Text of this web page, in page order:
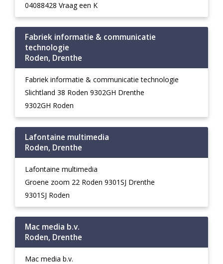
04088428 Vraag een K
Fabriek informatie & communicatie
technologie
Roden, Drenthe
Fabriek informatie & communicatie technologie
Slichtland 38 Roden 9302GH Drenthe
9302GH Roden
Lafontaine multimedia
Roden, Drenthe
Lafontaine multimedia
Groene zoom 22 Roden 9301SJ Drenthe
9301SJ Roden
Mac media b.v.
Roden, Drenthe
Mac media b.v.